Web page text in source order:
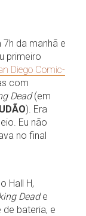
da manhã e
primeiro
Diego Comic-
com
Dead(em
). Era
Eu não
no final
Hall H,
Deade
de bateria, e